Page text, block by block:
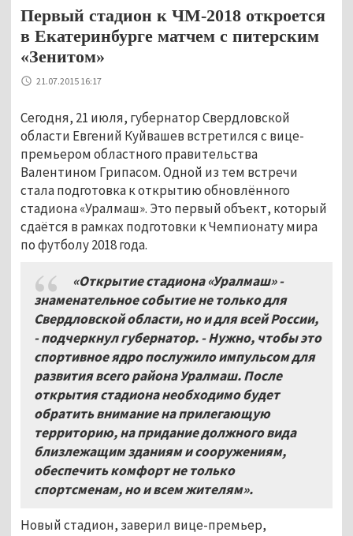
Первый стадион к ЧМ-2018 откроется
в Екатеринбурге матчем с питерским
«Зенитом»
21.07.2015 16:17
Сегодня, 21 июля, губернатор Свердловской
области Евгений Куйвашев встретился с вице-
премьером областного правительства
Валентином Грипасом. Одной из тем встречи
стала подготовка к открытию обновлённого
стадиона «Уралмаш». Это первый объект, который
сдаётся в рамках подготовки к Чемпионату мира
по футболу 2018 года.
«Открытие стадиона «Уралмаш» -
знаменательное событие не только для
Свердловской области, но и для всей России,
- подчеркнул губернатор. - Нужно, чтобы это
спортивное ядро послужило импульсом для
развития всего района Уралмаш. После
открытия стадиона необходимо будет
обратить внимание на прилегающую
территорию, на придание должного вида
близлежащим зданиям и сооружениям,
обеспечить комфорт не только
спортсменам, но и всем жителям».
Новый стадион, заверил вице-премьер,